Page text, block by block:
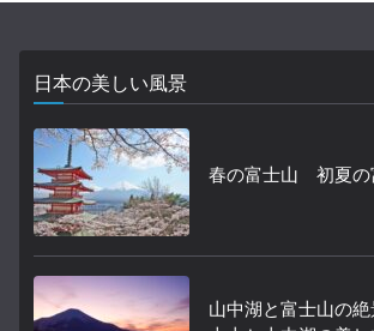
日本の美しい風景
春の富士山 初夏の
山中湖と富士山の